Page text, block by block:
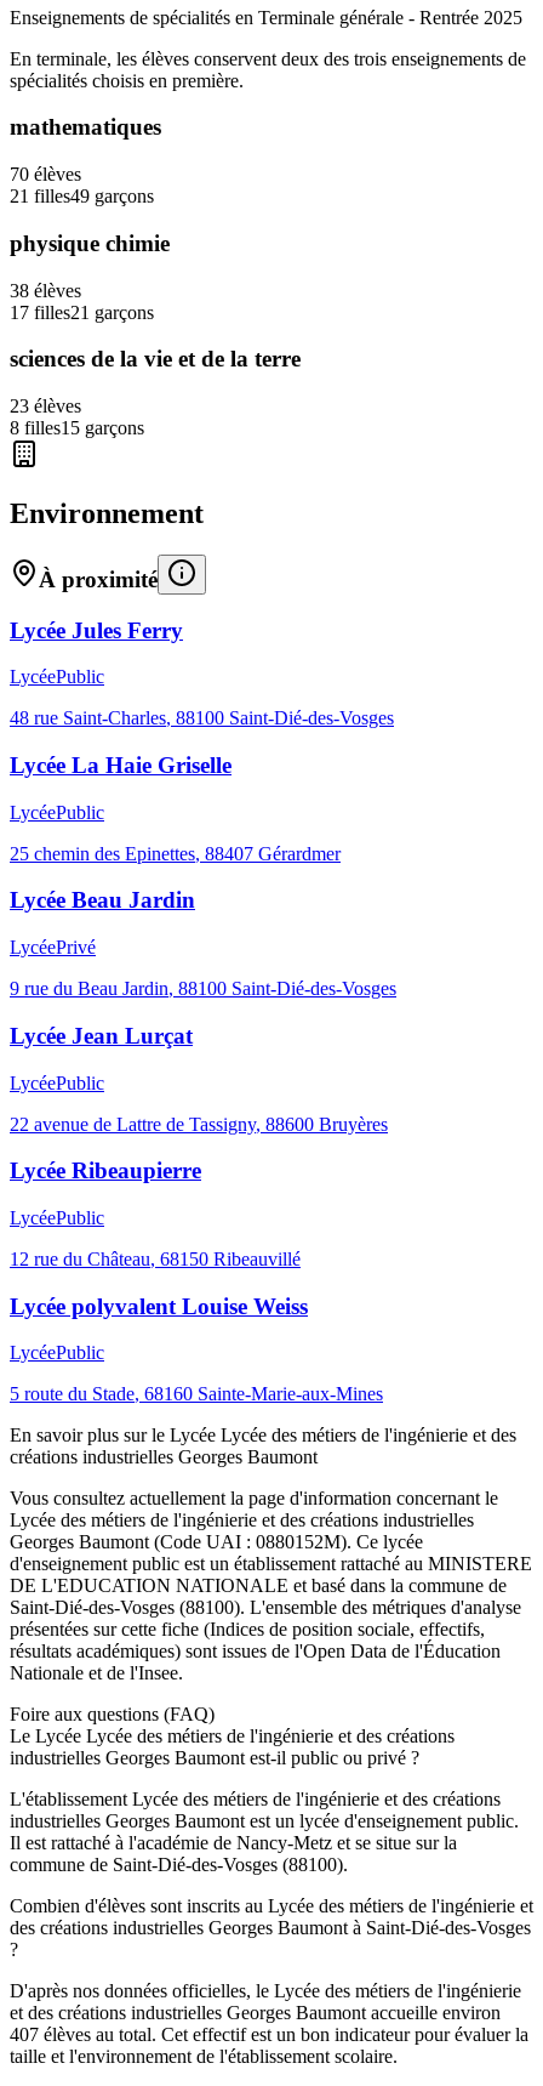
Enseignements de spécialités en Terminale générale - Rentrée 2025
En terminale, les élèves conservent deux des trois enseignements de
spécialités choisis en première.
mathematiques
70 élèves
21 filles49 garçons
physique chimie
38 élèves
17 filles21 garçons
sciences de la vie et de la terre
23 élèves
8 filles15 garçons
Environnement
À proximité
Lycée Jules Ferry
LycéePublic
48 rue Saint-Charles, 88100 Saint-Dié-des-Vosges
Lycée La Haie Griselle
LycéePublic
25 chemin des Epinettes, 88407 Gérardmer
Lycée Beau Jardin
LycéePrivé
9 rue du Beau Jardin, 88100 Saint-Dié-des-Vosges
Lycée Jean Lurçat
LycéePublic
22 avenue de Lattre de Tassigny, 88600 Bruyères
Lycée Ribeaupierre
LycéePublic
12 rue du Château, 68150 Ribeauvillé
Lycée polyvalent Louise Weiss
LycéePublic
5 route du Stade, 68160 Sainte-Marie-aux-Mines
En savoir plus sur le Lycée Lycée des métiers de l'ingénierie et des
créations industrielles Georges Baumont
Vous consultez actuellement la page d'information concernant le
Lycée des métiers de l'ingénierie et des créations industrielles
Georges Baumont(Code UAI : 0880152M). Ce lycée
d'enseignementpublic est un établissement rattaché au MINISTERE
DE L'EDUCATION NATIONALE et basé dans la commune de
Saint-Dié-des-Vosges (88100). L'ensemble des métriques d'analyse
présentées sur cette fiche (Indices de position sociale, effectifs,
résultats académiques) sont issues de l'Open Data de l'Éducation
Nationale et de l'Insee.
Foire aux questions (FAQ)
Le Lycée Lycée des métiers de l'ingénierie et des créations
industrielles Georges Baumont est-il public ou privé ?
L'établissement Lycée des métiers de l'ingénierie et des créations
industrielles Georges Baumont est un lycée d'enseignement public.
Il est rattaché à l'académie de Nancy-Metz et se situe sur la
commune de Saint-Dié-des-Vosges (88100).
Combien d'élèves sont inscrits au Lycée des métiers de l'ingénierie et
des créations industrielles Georges Baumont à Saint-Dié-des-Vosges
?
D'après nos données officielles, le Lycée des métiers de l'ingénierie
et des créations industrielles Georges Baumont accueille environ
407 élèves au total. Cet effectif est un bon indicateur pour évaluer la
taille et l'environnement de l'établissement scolaire.